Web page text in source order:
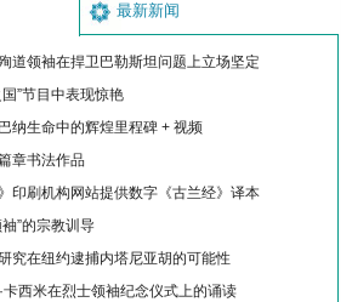
最新新闻
道领袖在捍卫巴勒斯坦问题上立场坚定
”节目中表现惊艳
纳生命中的辉煌里程碑 + 视频
章书法作品
印刷机构网站提供数字《古兰经》译本
”的宗教训导
究在纽约逮捕内塔尼亚胡的可能性
卡西米在烈士领袖纪念仪式上的诵读